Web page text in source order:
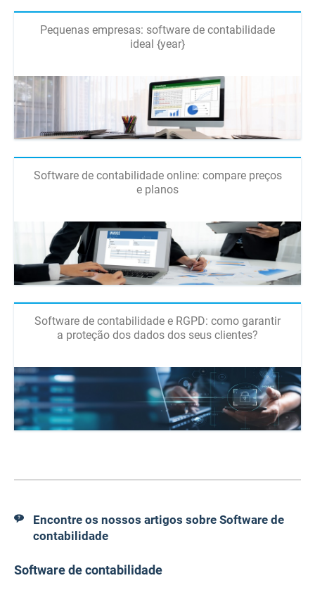
Pequenas empresas: software de contabilidade
ideal {year}
Software de contabilidade online: compare preços
e planos
Software de contabilidade e RGPD: como garantir
a proteção dos dados dos seus clientes?
Encontre os nossos artigos sobre Software de
contabilidade
Software de contabilidade